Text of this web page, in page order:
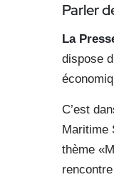
Parler
La
dispose
C’est
Maritime
thème